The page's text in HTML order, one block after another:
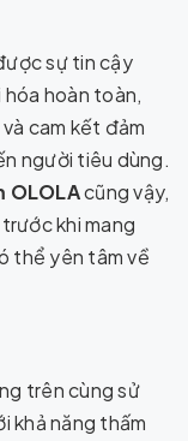
sự tin cậy
hoàn toàn,
cam kết đảm
người tiêu dùng.
OLOLAcũng vậy,
khi mang
thể yên tâm về
trên cùng sử
khả năng thấm